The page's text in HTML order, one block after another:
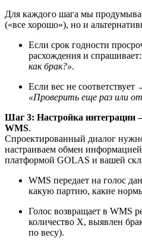
Для каждого шага мы
(«все хорошо»), но и
Если срок годности
расхождения и спрашивает:
как брак?».
Если вес не соответствует
«Проверить еще раз или
Шаг 3: Настройка интеграции
WMS.
Спроектированный диалог
настраиваем обмен
платформой GOLAS и вашей
WMS передает на голос
какую партию, какие
Голос возвращает в WMS
количество Х, выявлен
по весу).